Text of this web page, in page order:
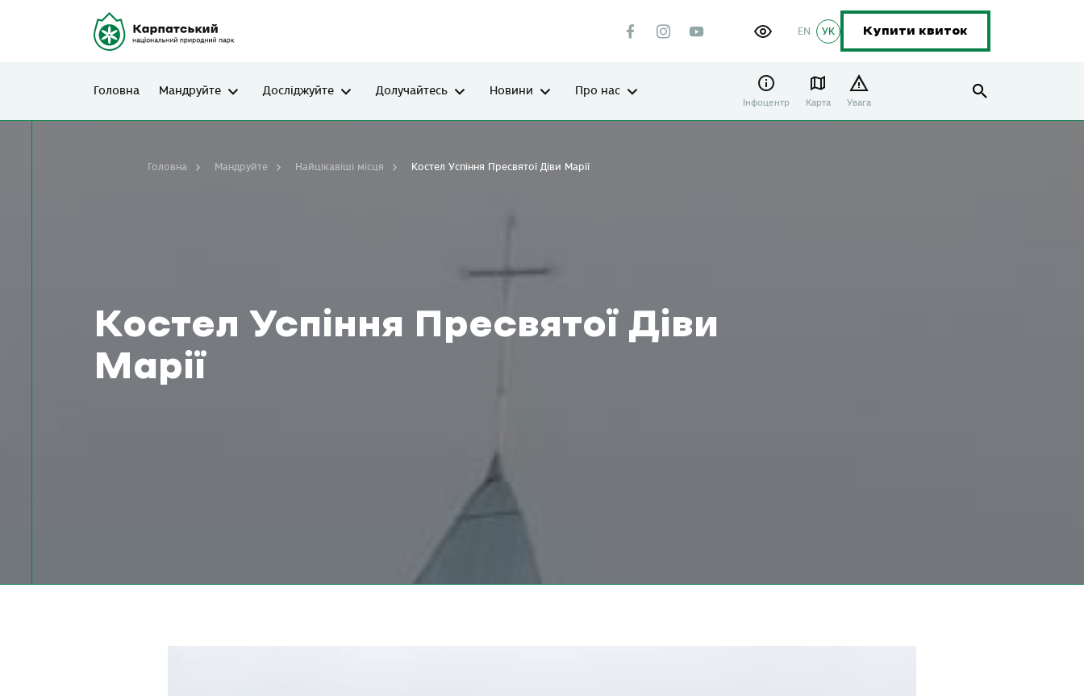
УК
EN Купити квиток
Головна Мандруйте Досліджуйте Долучайтесь Новини Про нас
Інфоцентр Карта Увага
Костел Успіння Пресвятої Діви
Марії
Головна Мандруйте Найцікавіші місця Костел Успіння Пресвятої Діви Марії